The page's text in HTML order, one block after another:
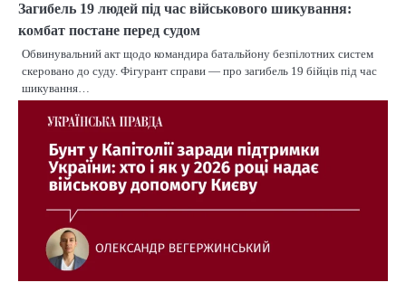
Загибель 19 людей під час військового шикування:
комбат постане перед судом
Обвинувальний акт щодо командира батальйону безпілотних систем
скеровано до суду. Фігурант справи — про загибель 19 бійців під час
шикування…